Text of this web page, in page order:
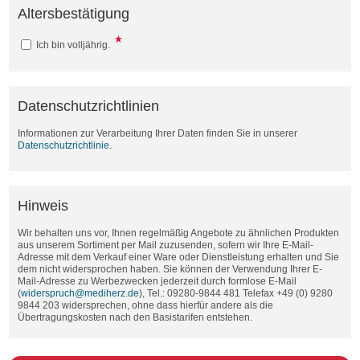
Altersbestätigung
Ich bin volljährig.
Datenschutzrichtlinien
Informationen zur Verarbeitung Ihrer Daten finden Sie in unserer
Datenschutzrichtlinie
Hinweis
Wir behalten uns vor, Ihnen regelmäßig Angebote zu ähnlichen Produkten
aus unserem Sortiment per Mail zuzusenden, sofern wir Ihre E-Mail-
Adresse mit dem Verkauf einer Ware oder Dienstleistung erhalten und Sie
dem nicht widersprochen haben. Sie können der Verwendung Ihrer E-
Mail-Adresse zu Werbezwecken jederzeit durch formlose E-Mail
(widerspruch@mediherz.de), Tel.: 09280-9844 481 Telefax +49 (0) 9280
9844 203 widersprechen, ohne dass hierfür andere als die
Übertragungskosten nach den Basistarifen entstehen.